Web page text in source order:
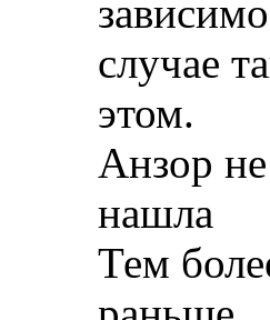
случае
этом.
Анзор не
нашла
Тем